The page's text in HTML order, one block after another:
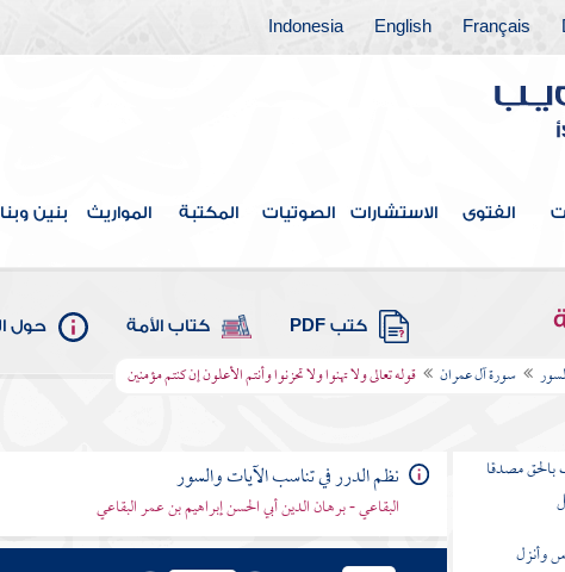
Français
English
Indonesia
الفتوى الاستشارات الصوتيات المكتبة المواريث بنين
كتب PDF كتاب الأمة حول
سورة آل عمران قوله تعالى ولا تهنوا ولا تحزنوا وأنتم الأعلون إن كنتم مؤمنين
بالحق مصدقا
وأنزل
نظم الدرر في تناسب الآيات والسور
البقاعي - برهان الدين أبي الحسن إبراهيم بن عمر البقاعي